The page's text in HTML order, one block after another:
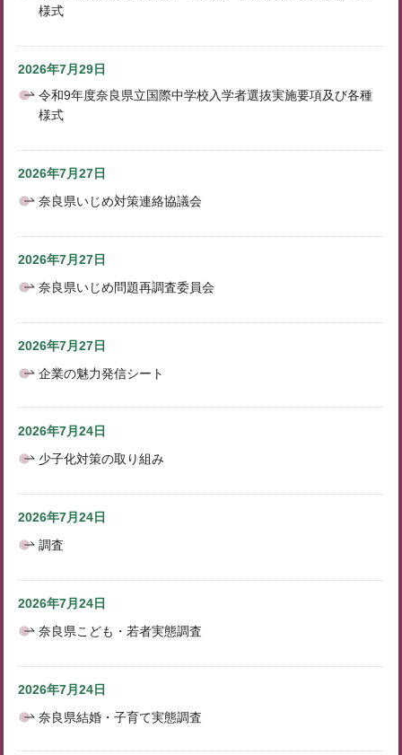
様式
2026年7月29日
令和9年度奈良県立国際中学校入学者選抜実施要項及び各種
様式
2026年7月27日
奈良県いじめ対策連絡協議会
2026年7月27日
奈良県いじめ問題再調査委員会
2026年7月27日
企業の魅力発信シート
2026年7月24日
少子化対策の取り組み
2026年7月24日
調査
2026年7月24日
奈良県こども・若者実態調査
2026年7月24日
奈良県結婚・子育て実態調査